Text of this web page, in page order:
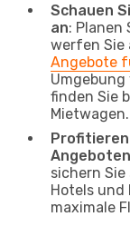
Schauen
an: Planen
werfen Sie
Angebote
finden Sie
Mietwagen.
Profitieren
Angeboten
sichern
Hotels und
maximale